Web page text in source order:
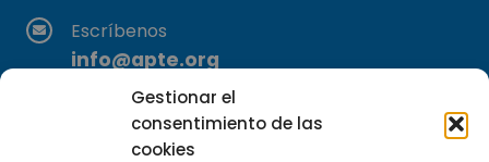
Gestionar el
consentimiento de las
cookies
Escríbenos
info@apte.org
Encuéntranos
C/Marie Curie, 35